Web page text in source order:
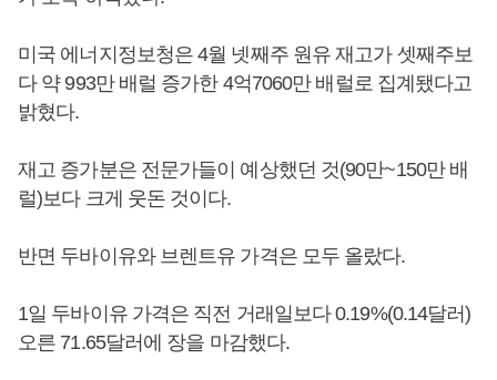
미국 에너지정보청은 4월 넷째주 원유 재고가 셋째주보
다 약 993만 배럴 증가한 4억7060만 배럴로 집계됐다고
밝혔다.
재고 증가분은 전문가들이 예상했던 것(90만~150만 배
럴)보다 크게 웃돈 것이다.
반면 두바이유와 브렌트유 가격은 모두 올랐다.
1일 두바이유 가격은 직전 거래일보다 0.19%(0.14달러)
오른 71.65달러에 장을 마감했다.